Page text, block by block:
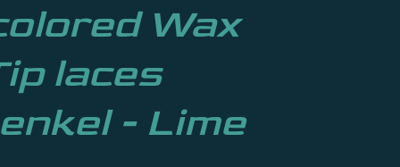
Wax
laces
- Lime